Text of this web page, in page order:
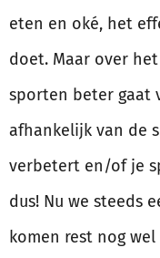
eten en oké, het
doet. Maar over
sporten beter gaat
afhankelijk van de
verbetert en/of je
dus! Nu we steeds
komen rest nog